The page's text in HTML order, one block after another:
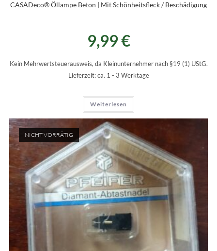
CASADeco® Öllampe Beton | Mit Schönheitsfleck / Beschädigung
9,99€
Kein Mehrwertsteuerausweis, da Kleinunternehmer nach §19 (1) UStG.
Lieferzeit: ca. 1 - 3 Werktage
Weiterlesen
NICHT VORRÄTIG